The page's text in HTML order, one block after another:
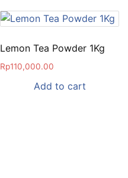
Lemon Tea Powder 1Kg
Rp110,000.00
Add to cart